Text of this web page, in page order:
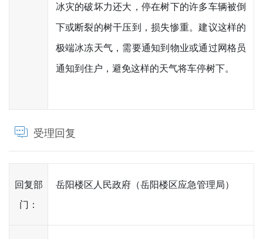
冰灾的破坏力还大，停在树下的许多车辆被倒
下或断裂的树干压到，损失惨重。建议这样的
极端冰冻天气，需要通知到物业或通过网格员
通知到住户，避免这样的天气将车停树下。
受理回复
回复部
门：
岳阳楼区人民政府（岳阳楼区应急管理局）